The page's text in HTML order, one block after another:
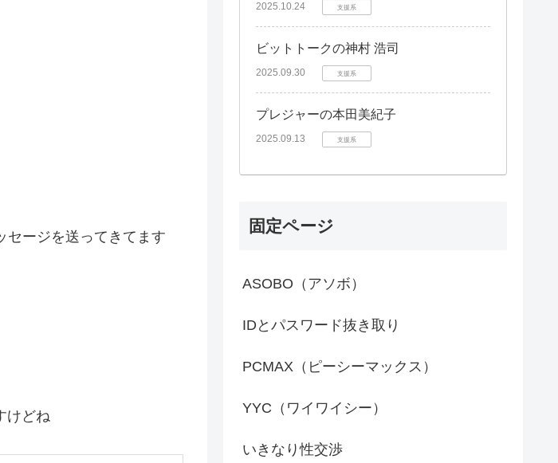
セージを送ってきてます
けどね
2025.10.24 支援系
ビットトークの神村 浩司
2025.09.30 支援系
プレジャーの本田美紀子
2025.09.13 支援系
固定ページ
ASOBO（アソボ）
IDとパスワード抜き取り
PCMAX（ピーシーマックス）
YYC（ワイワイシー）
いきなり性交渉